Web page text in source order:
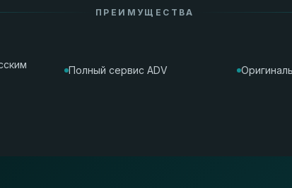
ПРЕИМУЩЕСТВА
Полный сервис ADV